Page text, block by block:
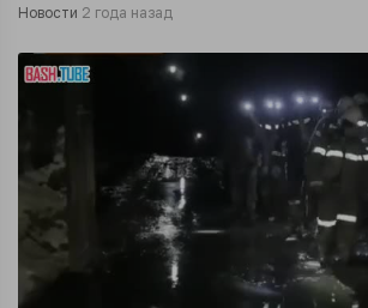
Новости 2 года назад